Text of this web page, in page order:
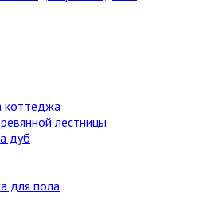
коттеджа
лестницы
дуб
для пола